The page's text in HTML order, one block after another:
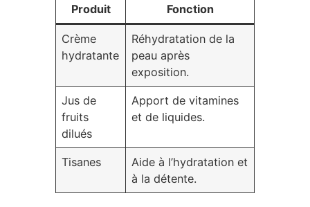
Produit Fonction
Crème
hydratante
Réhydratation de la
peau après
exposition.
Jus de
fruits
dilués
Apport de vitamines
et de liquides.
Tisanes
Aide à l’hydratation et
à la détente.